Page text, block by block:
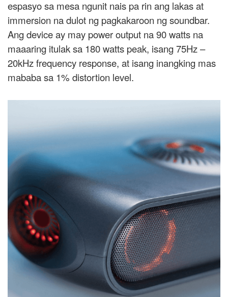
espasyo sa mesa ngunit nais pa rin ang lakas at
immersion na dulot ng pagkakaroon ng soundbar.
Ang device ay may power output na 90 watts na
maaaring itulak sa 180 watts peak, isang 75Hz –
20kHz frequency response, at isang inangking mas
mababa sa 1% distortion level.